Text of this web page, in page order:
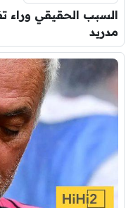
السبب الحقيقي وراء
مدريد